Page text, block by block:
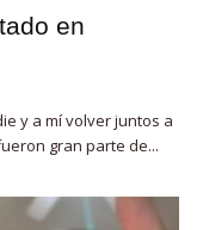
en
y a mí volver juntos a
gran parte de...